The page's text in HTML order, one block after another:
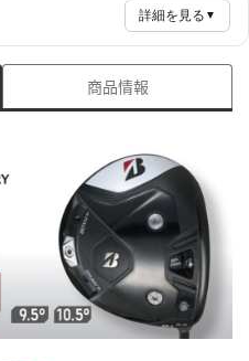
詳細を見る ▼
商品情報